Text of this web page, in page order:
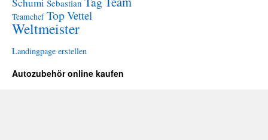
Sebastian
Teamchef TopVettel
Weltmeister
Landingpage erstellen
Autozubehör online kaufen